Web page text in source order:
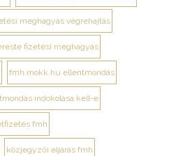
meghagyás végrehajtás
fizetési meghagyás
fmh.mokk.hu ellentmondás
indokolása kell-e
fmh
közjegyzői eljárás fmh